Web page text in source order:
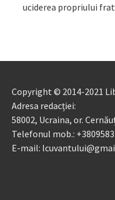
uciderea propriului
Copyright © 2014-2021
Adresa redacției:
58002, Ucraina, or.
Telefonul mob.:
E-mail: